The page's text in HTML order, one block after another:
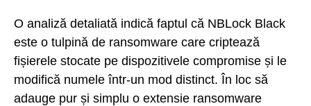
O analiză detaliată indică faptul că NBLock Black
este o tulpină de ransomware care criptează
fișierele stocate pe dispozitivele compromise și le
modifică numele într-un mod distinct. În loc să
adauge pur și simplu o extensie ransomware